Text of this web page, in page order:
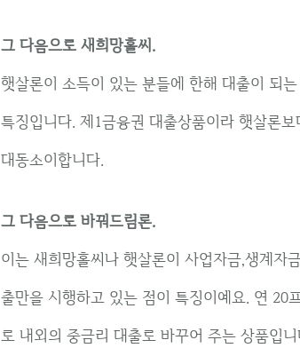
그 다음으로 새희망홀씨.
햇살론이 소득이 있는 분들에 한해 대출이 되
특징입니다. 제1금융권 대출상품이라 햇살론
대동소이합니다.
그 다음으로 바꿔드림론.
이는 새희망홀씨나 햇살론이 사업자금,생계자
출만을 시행하고 있는 점이 특징이예요. 연 20
로 내외의 중금리 대출로 바꾸어 주는 상품입니